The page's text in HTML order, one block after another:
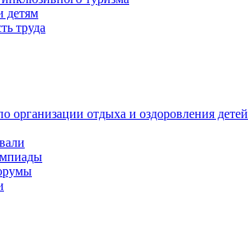
детям
труда
организации отдыха и оздоровления детей